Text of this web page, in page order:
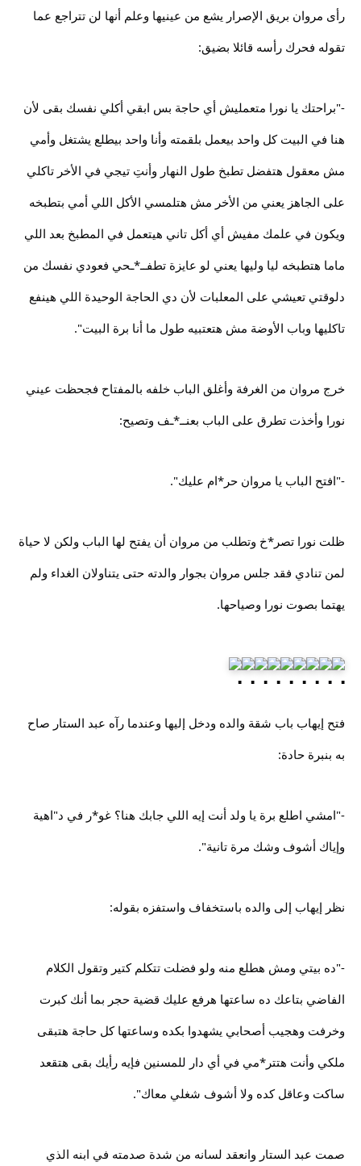
رأى مروان بريق الإصرار يشع من عينيها وعلم أنها لن تتراجع عما
تقوله فحرك رأسه قائلا بضيق:
-"براحتك يا نورا متعمليش أي حاجة بس ابقي أكلي نفسك بقى لأن
هنا في البيت كل واحد بيعمل بلقمته وأنا واحد بيطلع يشتغل وأمي
مش معقول هتفضل تطبخ طول النهار وأنتِ تيجي في الأخر تاكلي
على الجاهز يعني من الأخر مش هتلمسي الأكل اللي أمي بتطبخه
ويكون في علمك مفيش أي أكل تاني هيتعمل في المطبخ بعد اللي
ماما هتطبخه ليا وليها يعني لو عايزة تطفــ*ـحي فعودي نفسك من
دلوقتي تعيشي على المعلبات لأن دي الحاجة الوحيدة اللي هينفع
تاكليها وباب الأوضة مش هتعتبيه طول ما أنا برة البيت".
خرج مروان من الغرفة وأغلق الباب خلفه بالمفتاح فجحظت عيني
نورا وأخذت تطرق على الباب بعنــ*ـف وتصيح:
-"افتح الباب يا مروان حر*ام عليك".
ظلت نورا تصر*خ وتطلب من مروان أن يفتح لها الباب ولكن لا حياة
لمن تنادي فقد جلس مروان بجوار والدته حتى يتناولان الغداء ولم
يهتما بصوت نورا وصياحها.
فتح إيهاب باب شقة والده ودخل إليها وعندما رآه عبد الستار صاح
به بنبرة حادة:
-"امشي اطلع برة يا ولد أنت إيه اللي جابك هنا؟ غو*ر في د"اهية
وإياك أشوف وشك مرة تانية".
نظر إيهاب إلى والده باستخفاف واستفزه بقوله:
-"ده بيتي ومش هطلع منه ولو فضلت تتكلم كتير وتقول الكلام
الفاضي بتاعك ده ساعتها هرفع عليك قضية حجر بما أنك كبرت
وخرفت وهجيب أصحابي يشهدوا بكده وساعتها كل حاجة هتبقى
ملكي وأنت هتتر*مي في أي دار للمسنين فإيه رأيك بقى هتقعد
ساكت وعاقل كده ولا أشوف شغلي معاك".
صمت عبد الستار وانعقد لسانه من شدة صدمته في ابنه الذي